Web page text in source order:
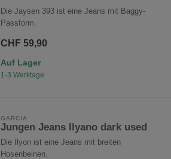
Die Jaysen 393 ist eine Jeans mit Baggy-
Passform.
CHF 59,90
Auf Lager
1-3 Werktage
GARCIA
Jungen Jeans Ilyano dark used
Die Ilyon ist eine Jeans mit breiten
Hosenbeinen.